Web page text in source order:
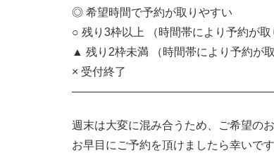
◎ 希望時間で予約が取りやすい
○ 残り3枠以上 （時間帯により予約が取
▲ 残り2枠未満 （時間帯により予約が取
× 受付終了
週末は大変に混み合うため、ご希望の
お早目にご予約を頂けましたら幸いで